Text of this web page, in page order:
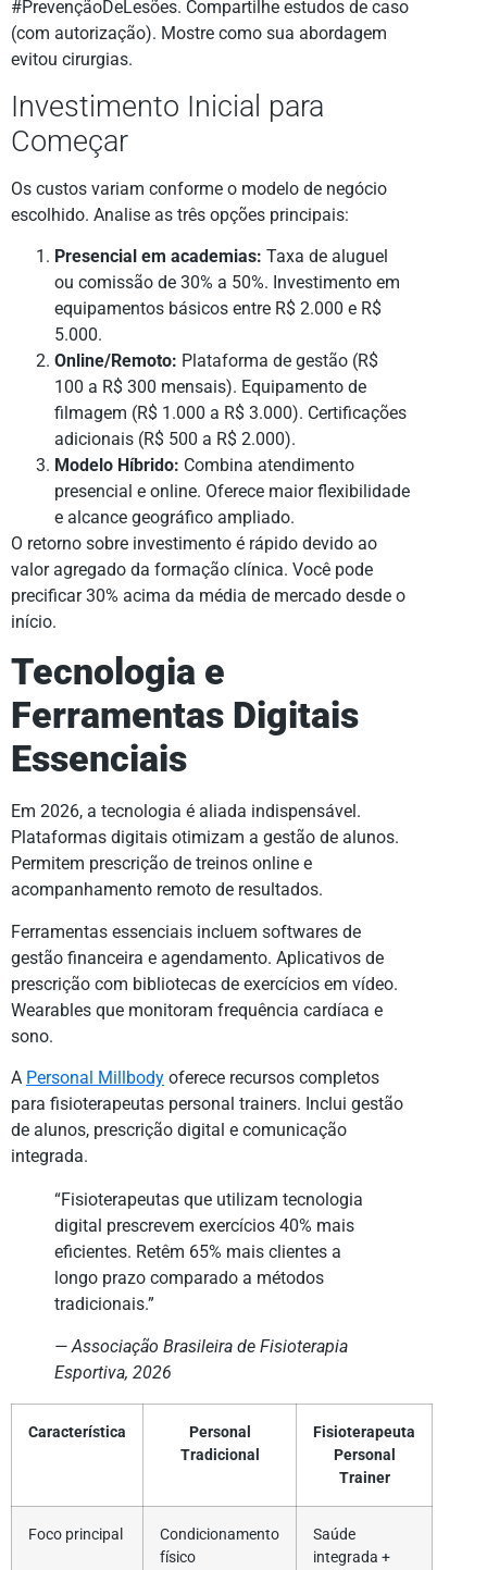
#PrevençãoDeLesões. Compartilhe estudos de caso
(com autorização). Mostre como sua abordagem
evitou cirurgias.
Investimento Inicial para
Começar
Os custos variam conforme o modelo de negócio
escolhido. Analise as três opções principais:
Presencial em academias: Taxa de aluguel
ou comissão de 30% a 50%. Investimento em
equipamentos básicos entre R$ 2.000 e R$
5.000.
Online/Remoto: Plataforma de gestão (R$
100 a R$ 300 mensais). Equipamento de
filmagem (R$ 1.000 a R$ 3.000). Certificações
adicionais (R$ 500 a R$ 2.000).
Modelo Híbrido: Combina atendimento
presencial e online. Oferece maior flexibilidade
e alcance geográfico ampliado.
O retorno sobre investimento é rápido devido ao
valor agregado da formação clínica. Você pode
precificar 30% acima da média de mercado desde o
início.
Tecnologia e
Ferramentas Digitais
Essenciais
Em 2026, a tecnologia é aliada indispensável.
Plataformas digitais otimizam a gestão de alunos.
Permitem prescrição de treinos online e
acompanhamento remoto de resultados.
Ferramentas essenciais incluem softwares de
gestão financeira e agendamento. Aplicativos de
prescrição com bibliotecas de exercícios em vídeo.
Wearables que monitoram frequência cardíaca e
sono.
A Personal Millbody oferece recursos completos
para fisioterapeutas personal trainers. Inclui gestão
de alunos, prescrição digital e comunicação
integrada.
“Fisioterapeutas que utilizam tecnologia
digital prescrevem exercícios 40% mais
eficientes. Retêm 65% mais clientes a
longo prazo comparado a métodos
tradicionais.”
— Associação Brasileira de Fisioterapia
Esportiva, 2026
Característica
Personal
Tradicional
Fisioterapeuta
Personal
Trainer
Foco principal
Condicionamento
físico
Saúde
integrada +